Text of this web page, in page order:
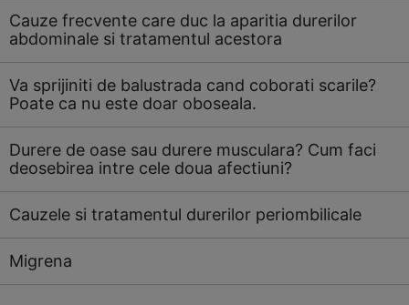
Cauze frecvente care duc la aparitia durerilor
abdominale si tratamentul acestora
Va sprijiniti de balustrada cand coborati scarile?
Poate ca nu este doar oboseala.
Durere de oase sau durere musculara? Cum faci
deosebirea intre cele doua afectiuni?
Cauzele si tratamentul durerilor periombilicale
Migrena